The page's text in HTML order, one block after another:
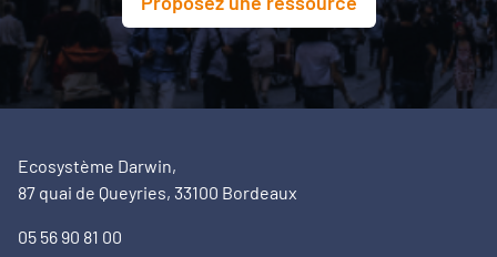
Ecosystème Darwin,
87 quai de Queyries, 33100 Bordeaux
05 56 90 81 00